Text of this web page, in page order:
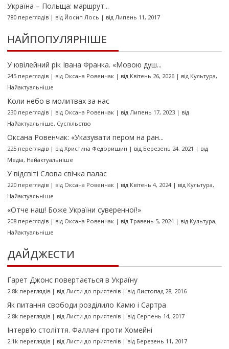
Україна – Польща: маршрут...
780 переглядів| від Йосип Лось | від Липень 11, 2017
НАЙПОПУЛЯРНІШЕ
У ювілейний рік Івана Франка. «Мовою душ...
245 переглядів| від Оксана Ровенчак| від Квітень 26, 2026| від Культура,
Найактуальніше
Коли небо в молитвах за нас
230 переглядів| від Оксана Ровенчак| від Липень 17, 2023| від
Найактуальніше, Суспільство
Оксана Ровенчак: «Указувати пером на ран...
225 переглядів| від Христина Федоришин | від Березень 24, 2021 | від
Медіа, Найактуальніше
У відсвіті Слова свічка палає
220 переглядів| від Оксана Ровенчак| від Квітень 4, 2024| від Культура,
Найактуальніше
«Отче наш! Боже України суверенної!»
208 переглядів| від Оксана Ровенчак| від Травень 5, 2024| від Культура,
Найактуальніше
ДАЙДЖЕСТИ
Ґарет Джонс повертається в Україну
2.8k переглядів| від Листи до приятелів| від Листопад 28, 2016
Як питання свободи розділило Камю і Сартра
2.8k переглядів| від Листи до приятелів| від Серпень 14, 2017
Інтерв’ю століття. Фаллачі проти Хомейні
2.1k переглядів| від Листи до приятелів| від Березень 11, 2017